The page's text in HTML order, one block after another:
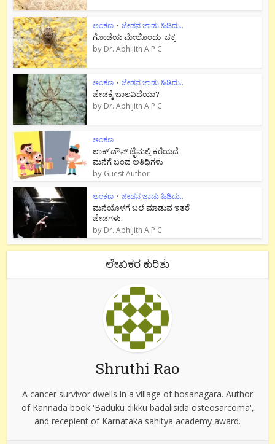
ಅಂಕಣ • ಜೇಡನ ಜಾಡು ಹಿಡಿದು..
ಗೋಡೆಯ ಮೇಲೊಂದು ಚಕ್ರ
by Dr. Abhijith A P C
ಅಂಕಣ • ಜೇಡನ ಜಾಡು ಹಿಡಿದು..
ಜೇಡಕ್ಕೆ ಬಾಲವಿದೆಯಾ?
by Dr. Abhijith A P C
ಅಂಕಣ
ಲಾಕ್`ಡೌನ್ ಟೈಮಲ್ಲಿ ಕರೆಯದೆ
ಮನೆಗೆ ಬಂದ ಅತಿಥಿಗಳು
by Guest Author
ಅಂಕಣ • ಜೇಡನ ಜಾಡು ಹಿಡಿದು..
ಮನೆಯೊಳಗೆ ಬಲೆ ಮಾಡುವ ಇತರೆ
ಜೇಡಗಳು.
by Dr. Abhijith A P C
ಲೇಖಕರ ಕುರಿತು
Shruthi Rao
A cancer survivor dwells in a village of hosanagara. Author
of Kannada book 'Baduku dikku badalisida osteosarcoma',
and recepient of Karnataka sahitya academy award.